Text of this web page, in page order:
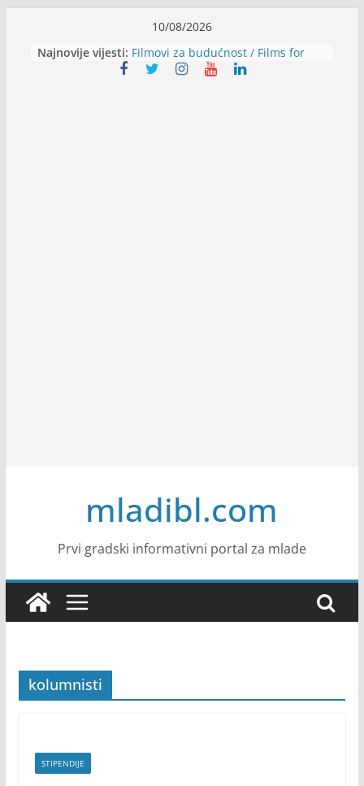
content
10/08/2026
Najnovije vijesti: Filmovi za budućnost / Films for
Future
mladibl.com
Prvi gradski informativni portal za mlade
kolumnisti
STIPENDIJE